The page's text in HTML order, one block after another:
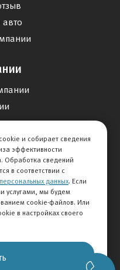
33-66
и собирает сведения
эффективности
Обработка сведений
в соответствии с
данных. Если
услугами, мы будем
cookie-файлов. Или
в настройках своего